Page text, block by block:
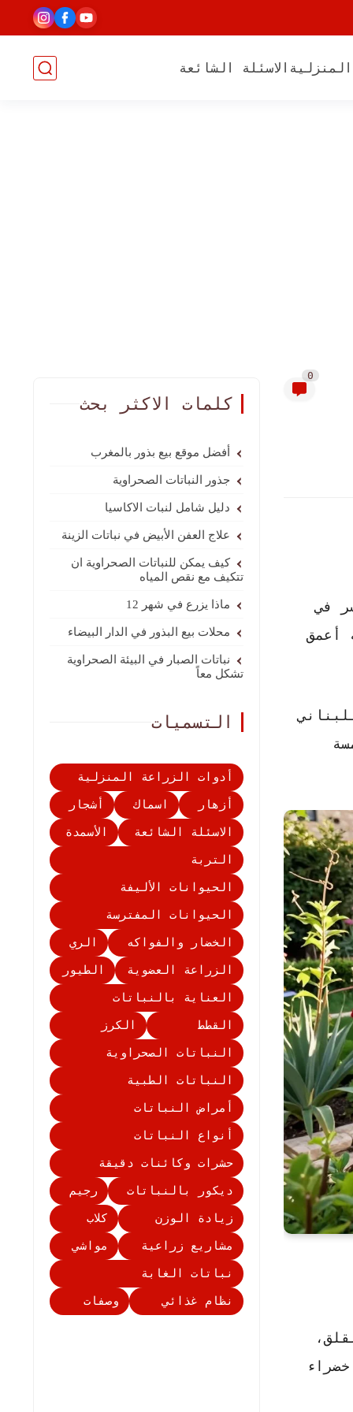
الاسئلة الشائعة
0
في
أعمق
كلمات الاكثر بحث
أفضل موقع بيع بذور بالمغرب
جذور النباتات الصحراوية
دليل شامل لنبات الاكاسيا
علاج العفن الأبيض في نباتات الزينة
كيف يمكن للنباتات الصحراوية ان
تتكيف مع نقص المياه
ماذا يزرع في شهر 12
محلات بيع البذور في الدار البيضاء
نباتات الصبار في البيئة الصحراوية
تشكل معاً
التسميات
أدوات الزراعة المنزلية
أزهار
اسماك
أشجار
الاسئلة الشائعة
الأسمدة
التربة
الحيوانات الأليفة
الحيوانات المفترسة
الخضار والفواكه
الري
الزراعة العضوية
الطيور
العناية بالنباتات
القطط
الكرز
النباتات الصحراوية
النباتات الطبية
أمراض النباتات
أنواع النباتات
حشرات وكائنات دقيقة
ديكور بالنباتات
رجيم
زيادة الوزن
كلاب
مشاريع زراعية
مواشي
نباتات الغابة
نظام غذائي
وصفات